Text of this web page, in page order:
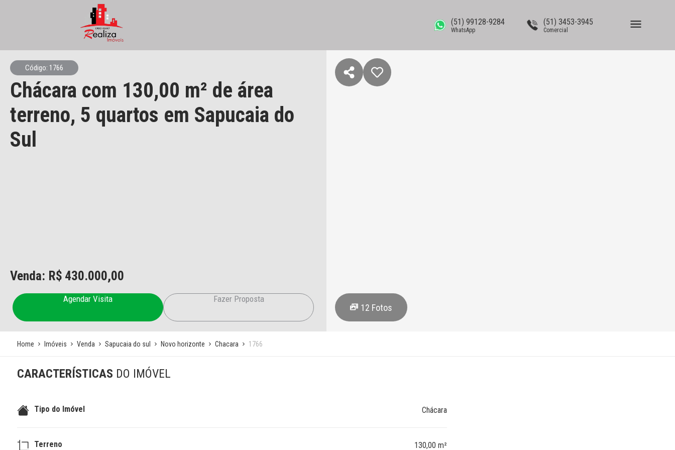
(51) 99128-9284
WhatsApp
(51) 3453-3945
Comercial
Código: 1766
Chácara com 130,00 m² de área
terreno, 5 quartos em Sapucaia do
Sul
Venda: R$ 430.000,00
Agendar Visita Fazer Proposta
12 Fotos
Home Imóveis Venda Sapucaia do sul Novo horizonte Chacara 1766
CARACTERÍSTICAS DO IMÓVEL
Tipo do Imóvel Chácara
Terreno 130,00 m²